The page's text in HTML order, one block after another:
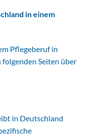
in einem
Pflegeberuf in
Seiten über
in Deutschland